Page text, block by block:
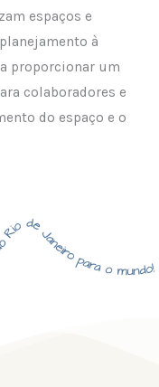
espaços e
à
proporcionar um
colaboradores e
do espaço e o